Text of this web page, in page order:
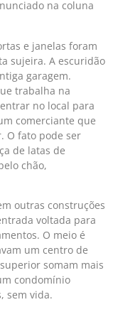
na coluna
e janelas foram
sujeira. A escuridão
garagem.
trabalha na
no local para
comerciante que
O fato pode ser
de latas de
chão,
outras construções
voltada para
O meio é
um centro de
somam mais
condomínio
sem vida.